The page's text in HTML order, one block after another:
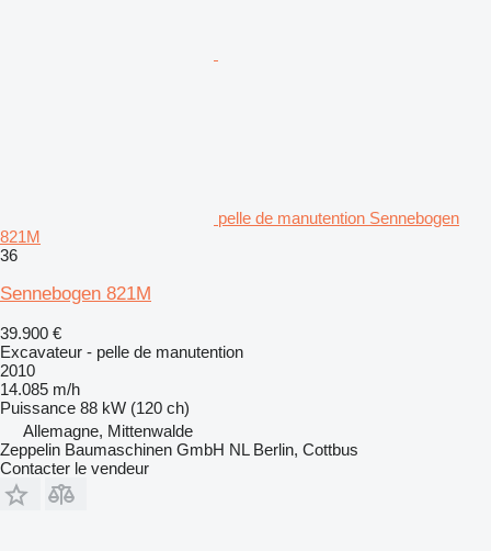
pelle de manutention Sennebogen
821M
36
Sennebogen 821M
39.900 €
Excavateur - pelle de manutention
2010
14.085 m/h
Puissance 88 kW (120 ch)
Allemagne, Mittenwalde
Zeppelin Baumaschinen GmbH NL Berlin, Cottbus
Contacter le vendeur